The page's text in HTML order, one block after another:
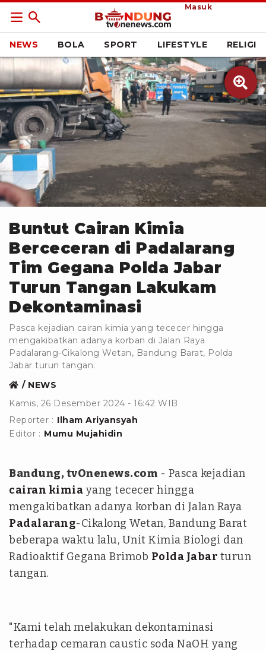
Masuk
NEWS BOLA SPORT LIFESTYLE RELIGI

Cepi Kurnia/tvOne
Buntut Cairan Kimia
Berceceran di Padalarang
Tim Gegana Polda Jabar
Turun Tangan Lakukam
Dekontaminasi
Pasca kejadian cairan kimia yang tececer hingga
mengakibatkan adanya korban di Jalan Raya
Padalarang-Cikalong Wetan, Bandung Barat, Polda
Jabar turun tangan.
NEWS
Kamis, 26 Desember 2024 - 16:42 WIB
Reporter : Ilham Ariyansyah
Editor : Mumu Mujahidin
Bandung, tvOnenews.com - Pasca kejadian
cairan kimia yang tececer hingga
mengakibatkan adanya korban di Jalan Raya
Padalarang-Cikalong Wetan, Bandung Barat
beberapa waktu lalu, Unit Kimia Biologi dan
Radioaktif Gegana Brimob Polda Jabar turun
tangan.
"Kami telah melakukan dekontaminasi
terhadap cemaran caustic soda NaOH yang